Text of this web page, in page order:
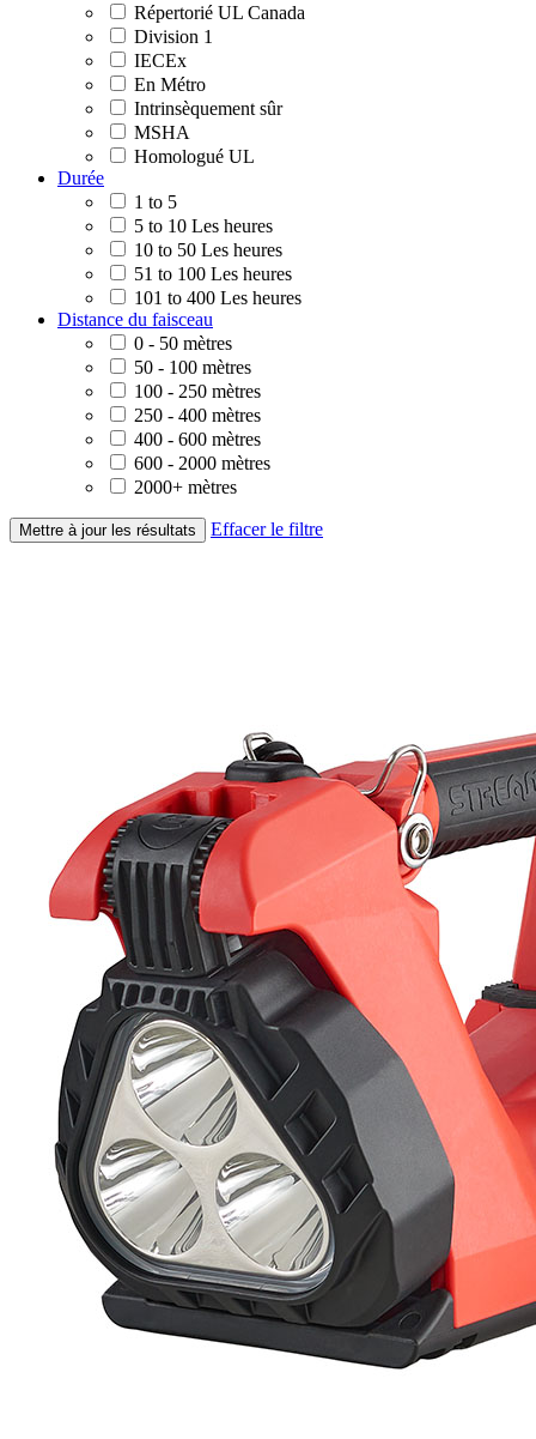
Répertorié UL Canada
Division 1
IECEx
En Métro
Intrinsèquement sûr
MSHA
Homologué UL
Durée
1 to 5
5 to 10 Les heures
10 to 50 Les heures
51 to 100 Les heures
101 to 400 Les heures
Distance du faisceau
0 - 50 mètres
50 - 100 mètres
100 - 250 mètres
250 - 400 mètres
400 - 600 mètres
600 - 2000 mètres
2000+ mètres
Mettre à jour les résultats Effacer le filtre